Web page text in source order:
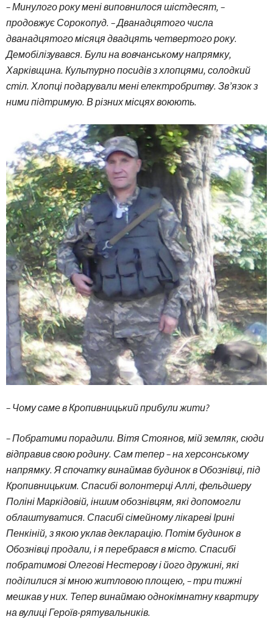
– Минулого року мені виповнилося шістдесят, –
продовжує Сорокопуд. – Дванадцятого числа
дванадцятого місяця двадцять четвертого року.
Демобілізувався. Були на вовчанському напрямку,
Харківщина. Культурно посидів з хлопцями, солодкий
стіл. Хлопці подарували мені електробритву. Зв’язок з
ними підтримую. В різних місцях воюють.
– Чому саме в Кропивницький прибули жити?
– Побратими порадили. Вітя Стоянов, мій земляк, сюди
відправив свою родину. Сам тепер – на херсонському
напрямку. Я спочатку винаймав будинок в Обознівці, під
Кропивницьким. Спасибі волонтерці Аллі, фельдшеру
Поліні Маркідовій, іншим обознівцям, які допомогли
облаштуватися. Спасибі сімейному лікареві Ірині
Пенкіній, з якою уклав декларацію. Потім будинок в
Обознівці продали, і я перебрався в місто. Спасибі
побратимові Олегові Нестерову і його дружині, які
поділилися зі мною житловою площею, – три тижні
мешкав у них. Тепер винаймаю однокімнатну квартиру
на вулиці Героїв-рятувальників.